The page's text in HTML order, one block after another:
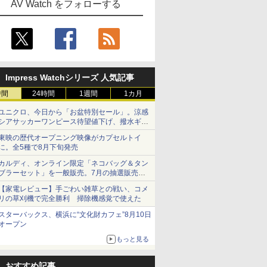
AV Watch をフォローする
Impress Watchシリーズ 人気記事
24時間 1週間 1カ月
ニクロ、今日から「お盆特別セール」。涼感
アサッカーワンピース待望値下げ、撥水ギア
ョーツは1990円に
映の歴代オープニング映像がカプセルトイ
。全5種で8月下旬発売
ルディ、オンライン限定「ネコバッグ＆タン
ラーセット」を一般販売。7月の抽選販売の
選無効分
家電レビュー】手ごわい雑草との戦い、コメ
の草刈機で完全勝利 掃除機感覚で使えた
ターバックス、横浜に“文化財カフェ”8月10日
ープン
もっと見る